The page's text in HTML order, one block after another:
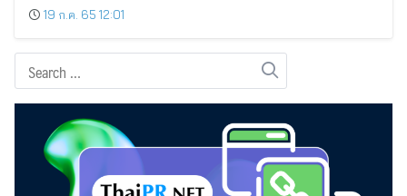
19 ก.ค. 65 12:01